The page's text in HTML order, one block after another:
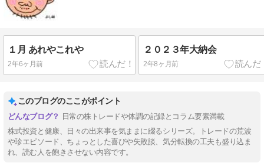
１月 あれやこれや
2年6ヶ月前
２０２３年大納会
2年8ヶ月前
このブログのここがポイント
日常の株トレードや体調の記録とコラム要素満載
株式投資と健康、日々の出来事を気ままに綴るシリーズ。トレードの荒波
や珍エピソード、ちょっとした喜びや失敗談、気分転換の工夫も盛り込ま
れ、読む人を飽きさせない内容です。